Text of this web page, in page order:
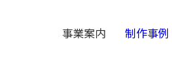
事業案内 制作事例